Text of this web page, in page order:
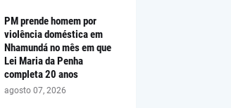
PM prende homem por
violência doméstica em
Nhamundá no mês em que
Lei Maria da Penha
completa 20 anos
agosto 07, 2026